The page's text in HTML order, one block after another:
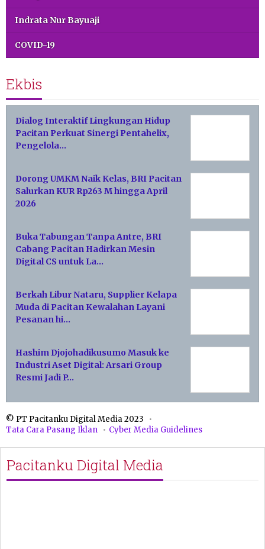
Indrata Nur Bayuaji
COVID-19
Ekbis
Dialog Interaktif Lingkungan Hidup
Pacitan Perkuat Sinergi Pentahelix,
Pengelola…
Dorong UMKM Naik Kelas, BRI Pacitan
Salurkan KUR Rp263 M hingga April
2026
Buka Tabungan Tanpa Antre, BRI
Cabang Pacitan Hadirkan Mesin
Digital CS untuk La…
Berkah Libur Nataru, Supplier Kelapa
Muda di Pacitan Kewalahan Layani
Pesanan hi…
Hashim Djojohadikusumo Masuk ke
Industri Aset Digital: Arsari Group
Resmi Jadi P…
© PT Pacitanku Digital Media 2023
Tata Cara Pasang Iklan
Cyber Media Guidelines
Pacitanku Digital Media